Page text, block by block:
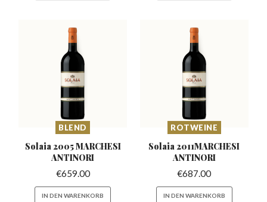
BLEND
Solaia 2005 MARCHESI
ANTINORI
€659.00
IN DEN WARENKORB
ROTWEINE
Solaia 2011MARCHESI
ANTINORI
€687.00
IN DEN WARENKORB